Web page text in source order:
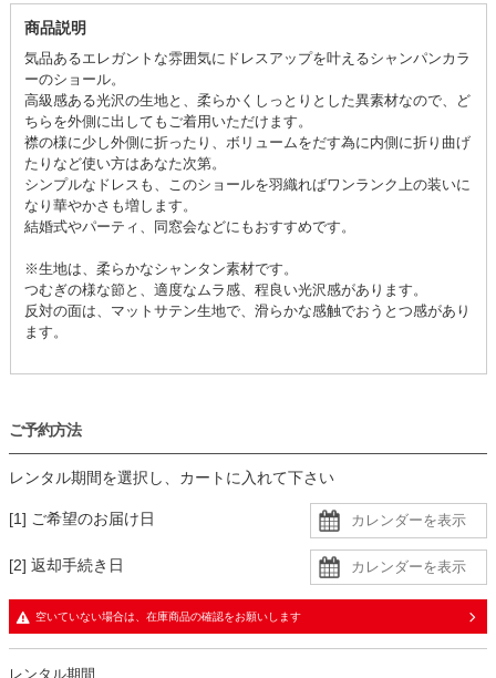
商品説明
気品あるエレガントな雰囲気にドレスアップを叶えるシャンパンカラ
ーのショール。
高級感ある光沢の生地と、柔らかくしっとりとした異素材なので、ど
ちらを外側に出してもご着用いただけます。
襟の様に少し外側に折ったり、ボリュームをだす為に内側に折り曲げ
たりなど使い方はあなた次第。
シンプルなドレスも、このショールを羽織ればワンランク上の装いに
なり華やかさも増します。
結婚式やパーティ、同窓会などにもおすすめです。
※生地は、柔らかなシャンタン素材です。
つむぎの様な節と、適度なムラ感、程良い光沢感があります。
反対の面は、マットサテン生地で、滑らかな感触でおうとつ感があり
ます。
ご予約方法
レンタル期間を選択し、カートに入れて下さい
[1] ご希望のお届け日
[2] 返却手続き日
空いていない場合は、在庫商品の確認をお願いします
レンタル期間